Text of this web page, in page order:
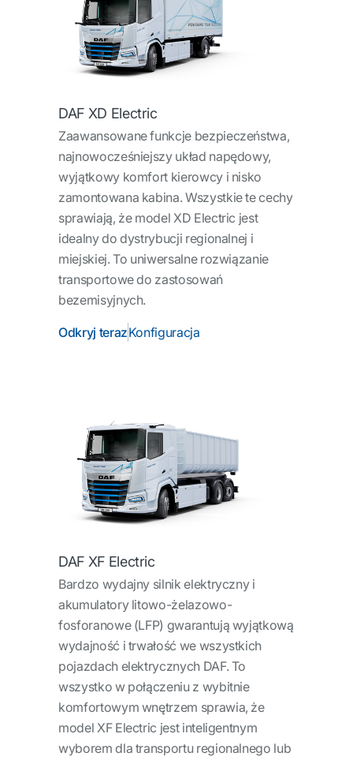
DAF XD Electric
Zaawansowane funkcje bezpieczeństwa,
najnowocześniejszy układ napędowy,
wyjątkowy komfort kierowcy i nisko
zamontowana kabina. Wszystkie te cechy
sprawiają, że model XD Electric jest
idealny do dystrybucji regionalnej i
miejskiej. To uniwersalne rozwiązanie
transportowe do zastosowań
bezemisyjnych.
Odkryj terazKonfiguracja
DAF XF Electric
Bardzo wydajny silnik elektryczny i
akumulatory litowo-żelazowo-
fosforanowe (LFP) gwarantują wyjątkową
wydajność i trwałość we wszystkich
pojazdach elektrycznych DAF. To
wszystko w połączeniu z wybitnie
komfortowym wnętrzem sprawia, że
model XF Electric jest inteligentnym
wyborem dla transportu regionalnego lub